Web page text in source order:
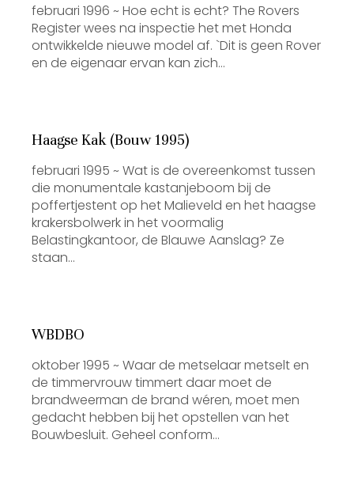
februari 1996 ~ Hoe echt is echt? The Rovers
Register wees na inspectie het met Honda
ontwikkelde nieuwe model af. `Dit is geen Rover
en de eigenaar ervan kan zich…
Haagse Kak (Bouw 1995)
februari 1995 ~ Wat is de overeenkomst tussen
die monumentale kastanjeboom bij de
poffertjestent op het Malieveld en het haagse
krakersbolwerk in het voormalig
Belastingkantoor, de Blauwe Aanslag? Ze
staan…
WBDBO
oktober 1995 ~ Waar de metselaar metselt en
de timmervrouw timmert daar moet de
brandweerman de brand wéren, moet men
gedacht hebben bij het opstellen van het
Bouwbesluit. Geheel conform…